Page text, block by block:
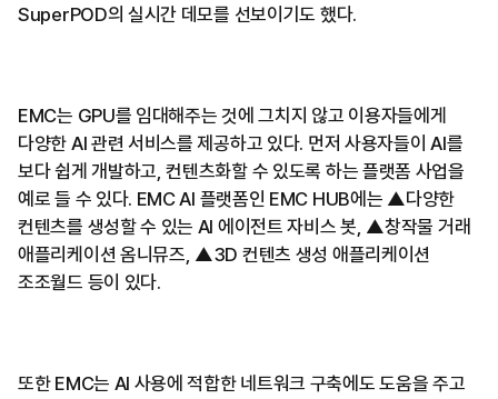
SuperPOD의 실시간 데모를 선보이기도 했다.
EMC는 GPU를 임대해주는 것에 그치지 않고 이용자들에게
다양한 AI 관련 서비스를 제공하고 있다. 먼저 사용자들이 AI를
보다 쉽게 개발하고, 컨텐츠화할 수 있도록 하는 플랫폼 사업을
예로 들 수 있다. EMC AI 플랫폼인 EMC HUB에는 ▲다양한
컨텐츠를 생성할 수 있는 AI 에이전트 자비스 봇, ▲창작물 거래
애플리케이션 옴니뮤즈, ▲3D 컨텐츠 생성 애플리케이션
조조월드 등이 있다.
또한 EMC는 AI 사용에 적합한 네트워크 구축에도 도움을 주고